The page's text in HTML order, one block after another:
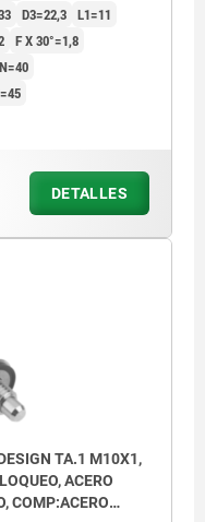
sin
sin
D3=22,3 L1=11
F X 30°=1,8
DETALLES
TA.1 M10X1,
ACERO
COMP:ACERO